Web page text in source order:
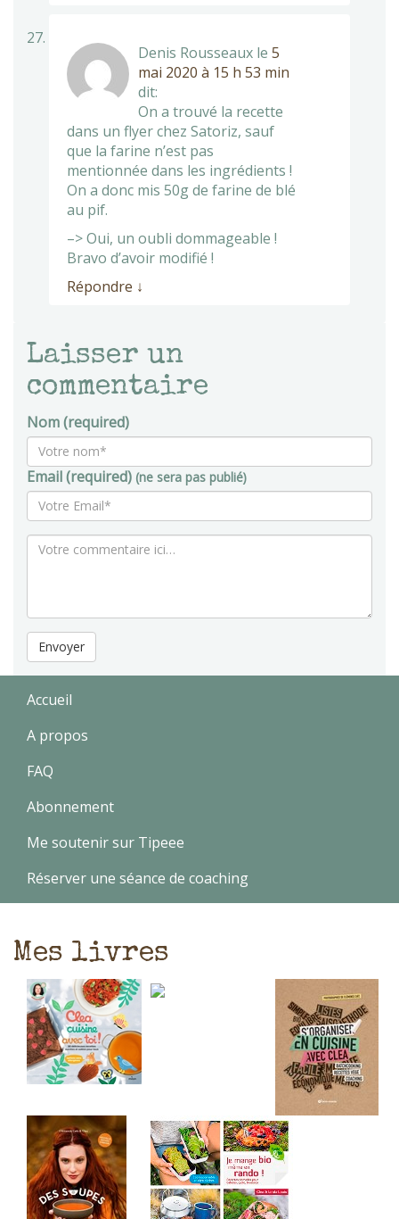
Denis Rousseaux le 5
mai 2020 à 15 h 53 min
dit:
On a trouvé la recette
dans un flyer chez Satoriz, sauf
que la farine n’est pas
mentionnée dans les ingrédients !
On a donc mis 50g de farine de blé
au pif.
–> Oui, un oubli dommageable !
Bravo d’avoir modifié !
Répondre ↓
Laisser un
commentaire
Nom (required)
Email (required) (ne sera pas publié)
Envoyer
Accueil
A propos
FAQ
Abonnement
Me soutenir sur Tipeee
Réserver une séance de coaching
Mes livres